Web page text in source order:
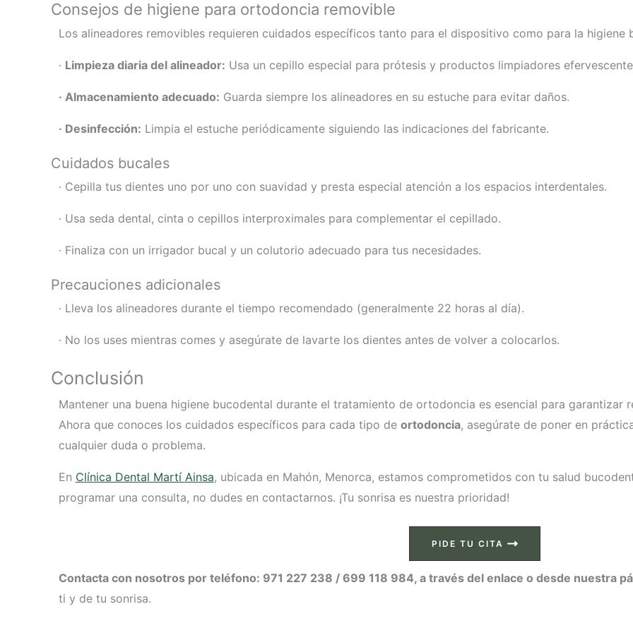
Consejos de higiene para ortodoncia removible
Los alineadores removibles requieren cuidados específicos tanto para el dispositivo como para la higiene
· Limpieza diaria del alineador: Usa un cepillo especial para prótesis y productos limpiadores
· Almacenamiento adecuado: Guarda siempre los alineadores en su estuche para evitar daños.
· Desinfección: Limpia el estuche periódicamente siguiendo las indicaciones del fabricante.
Cuidados bucales
· Cepilla tus dientes uno por uno con suavidad y presta especial atención a los espacios interdentales.
· Usa seda dental, cinta o cepillos interproximales para complementar el cepillado.
· Finaliza con un irrigador bucal y un colutorio adecuado para tus necesidades.
Precauciones adicionales
· Lleva los alineadores durante el tiempo recomendado (generalmente 22 horas al día).
· No los uses mientras comes y asegúrate de lavarte los dientes antes de volver a colocarlos.
Conclusión
Mantener una buena higiene bucodental durante el tratamiento de ortodoncia es esencial para garantizar
Ahora que conoces los cuidados específicos para cada tipo de ortodoncia, asegúrate de poner en
cualquier duda o problema.
En Clínica Dental Martí Ainsa, ubicada en Mahón, Menorca, estamos comprometidos con tu salud
programar una consulta, no dudes en contactarnos. ¡Tu sonrisa es nuestra prioridad!
PIDE TU CITA
Contacta con nosotros por teléfono: 971 227 238 / 699 118 984, a través del enlace o desde nuestra
ti y de tu sonrisa.